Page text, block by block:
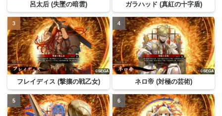
呂太后 (失墜の暗雲) ガラハッド (真紅の十字盾)
フレイディス (撃攘の戦乙女) ネロ帝 (対極の芸術)